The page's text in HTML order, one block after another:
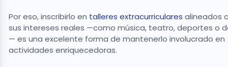
Por eso, inscribirlo en talleres extracurriculares alineados
sus intereses reales —como música, teatro, deportes o
— es una excelente forma de mantenerlo involucrado en
actividades enriquecedoras.